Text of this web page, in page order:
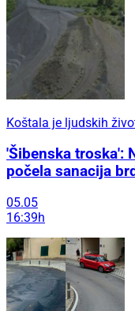
Koštala je ljudskih
'Šibenska troska':
počela sanacija
05.05
16:39h